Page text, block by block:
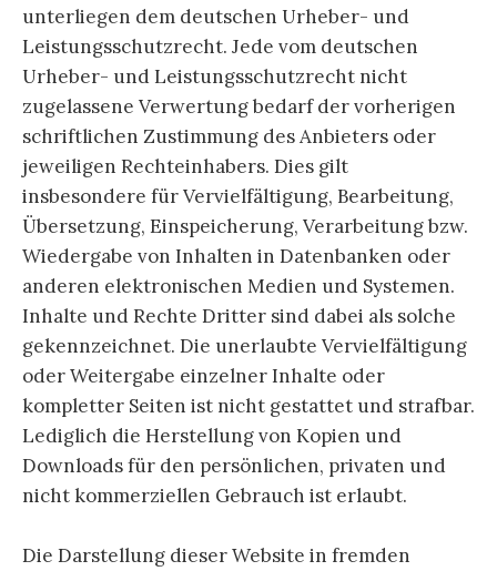
unterliegen dem deutschen Urheber- und
Leistungsschutzrecht. Jede vom deutschen
Urheber- und Leistungsschutzrecht nicht
zugelassene Verwertung bedarf der vorherigen
schriftlichen Zustimmung des Anbieters oder
jeweiligen Rechteinhabers. Dies gilt
insbesondere für Vervielfältigung, Bearbeitung,
Übersetzung, Einspeicherung, Verarbeitung bzw.
Wiedergabe von Inhalten in Datenbanken oder
anderen elektronischen Medien und Systemen.
Inhalte und Rechte Dritter sind dabei als solche
gekennzeichnet. Die unerlaubte Vervielfältigung
oder Weitergabe einzelner Inhalte oder
kompletter Seiten ist nicht gestattet und strafbar.
Lediglich die Herstellung von Kopien und
Downloads für den persönlichen, privaten und
nicht kommerziellen Gebrauch ist erlaubt.
Die Darstellung dieser Website in fremden